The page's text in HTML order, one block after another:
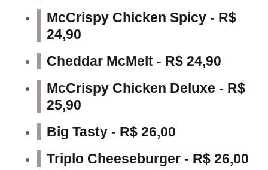
McCrispy Chicken Spicy - R$
24,90
Cheddar McMelt - R$ 24,90
McCrispy Chicken Deluxe - R$
25,90
Big Tasty - R$ 26,00
Triplo Cheeseburger - R$ 26,00